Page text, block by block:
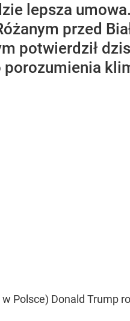
lepsza
przed
potwierdził
porozumienia
Polsce) Donald Trump